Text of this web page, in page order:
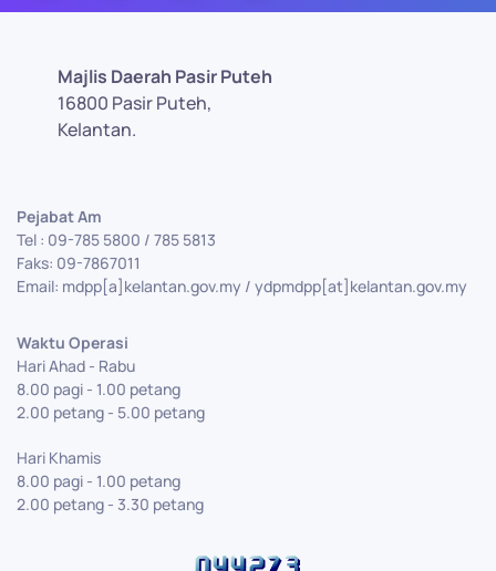
Majlis Daerah Pasir Puteh
16800 Pasir Puteh,
Kelantan.
Pejabat Am
Tel : 09-785 5800 / 785 5813
Faks: 09-7867011
Email: mdpp[a]kelantan.gov.my / ydpmdpp[at]kelantan.gov.my
Waktu Operasi
Hari Ahad - Rabu
8.00 pagi - 1.00 petang
2.00 petang - 5.00 petang
Hari Khamis
8.00 pagi - 1.00 petang
2.00 petang - 3.30 petang